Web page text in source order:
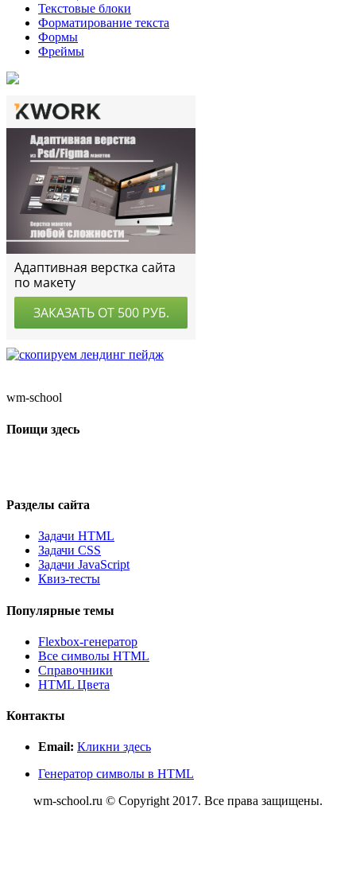
Текстовые блоки
Форматирование текста
Формы
Фреймы
wm-school
Поищи здесь
Разделы сайта
Задачи HTML
Задачи CSS
Задачи JavaScript
Квиз-тесты
Популярные темы
Flexbox-генератор
Все символы HTML
Справочники
HTML Цвета
Контакты
Email: Кликни здесь
Генератор символы в HTML
wm-school.ru © Copyright 2017. Все права защищены.